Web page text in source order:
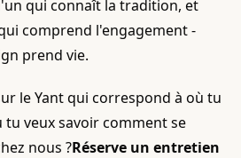
qui connaît la tradition, et
comprend l'engagement -
prend vie.
le Yant qui correspond à où tu
tu veux savoir comment se
nous ?Réserve un entretien